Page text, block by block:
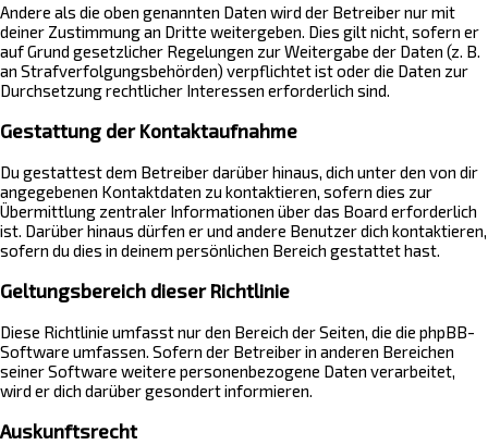
Andere als die oben genannten Daten wird der Betreiber nur mit
deiner Zustimmung an Dritte weitergeben. Dies gilt nicht, sofern er
auf Grund gesetzlicher Regelungen zur Weitergabe der Daten (z. B.
an Strafverfolgungsbehörden) verpflichtet ist oder die Daten zur
Durchsetzung rechtlicher Interessen erforderlich sind.
Gestattung der Kontaktaufnahme
Du gestattest dem Betreiber darüber hinaus, dich unter den von dir
angegebenen Kontaktdaten zu kontaktieren, sofern dies zur
Übermittlung zentraler Informationen über das Board erforderlich
ist. Darüber hinaus dürfen er und andere Benutzer dich kontaktieren,
sofern du dies in deinem persönlichen Bereich gestattet hast.
Geltungsbereich dieser Richtlinie
Diese Richtlinie umfasst nur den Bereich der Seiten, die die phpBB-
Software umfassen. Sofern der Betreiber in anderen Bereichen
seiner Software weitere personenbezogene Daten verarbeitet,
wird er dich darüber gesondert informieren.
Auskunftsrecht